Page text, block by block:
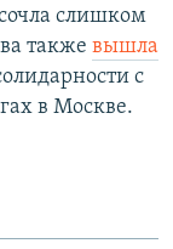
слишком
также вышла
с
в Москве.